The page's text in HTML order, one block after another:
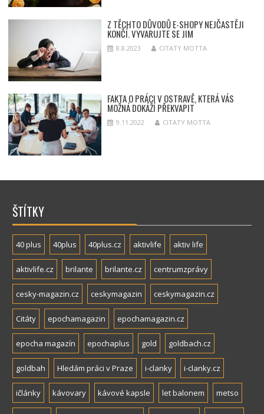
Z TĚCHTO DŮVODŮ E-SHOPY NEJČASTĚJI
KONČÍ. VYVARUJTE SE JIM
8.8.2023 CITATY MOTTA
FAKTA O PRÁCI V OSTRAVĚ, KTERÁ VÁS
MOŽNÁ DOKÁŽÍ PŘEKVAPIT
9.11.2022 CITATY MOTTA
ŠTÍTKY
40 plus 40plus 40plus.cz aktivlife aktiv life
aktivlife.cz brilante brilante.cz centrumzprávy
cesky-magazin.cz ceskymagazin ceskymagazin.cz
Citáty epochamagazin epochamagazin.cz
epocha magazín epochaplus gold goldbach.cz
goldbah Hledám práci v Praze i-clanky i-clanky.cz
ičlánky kávovary kávové kapsle let balonem metso